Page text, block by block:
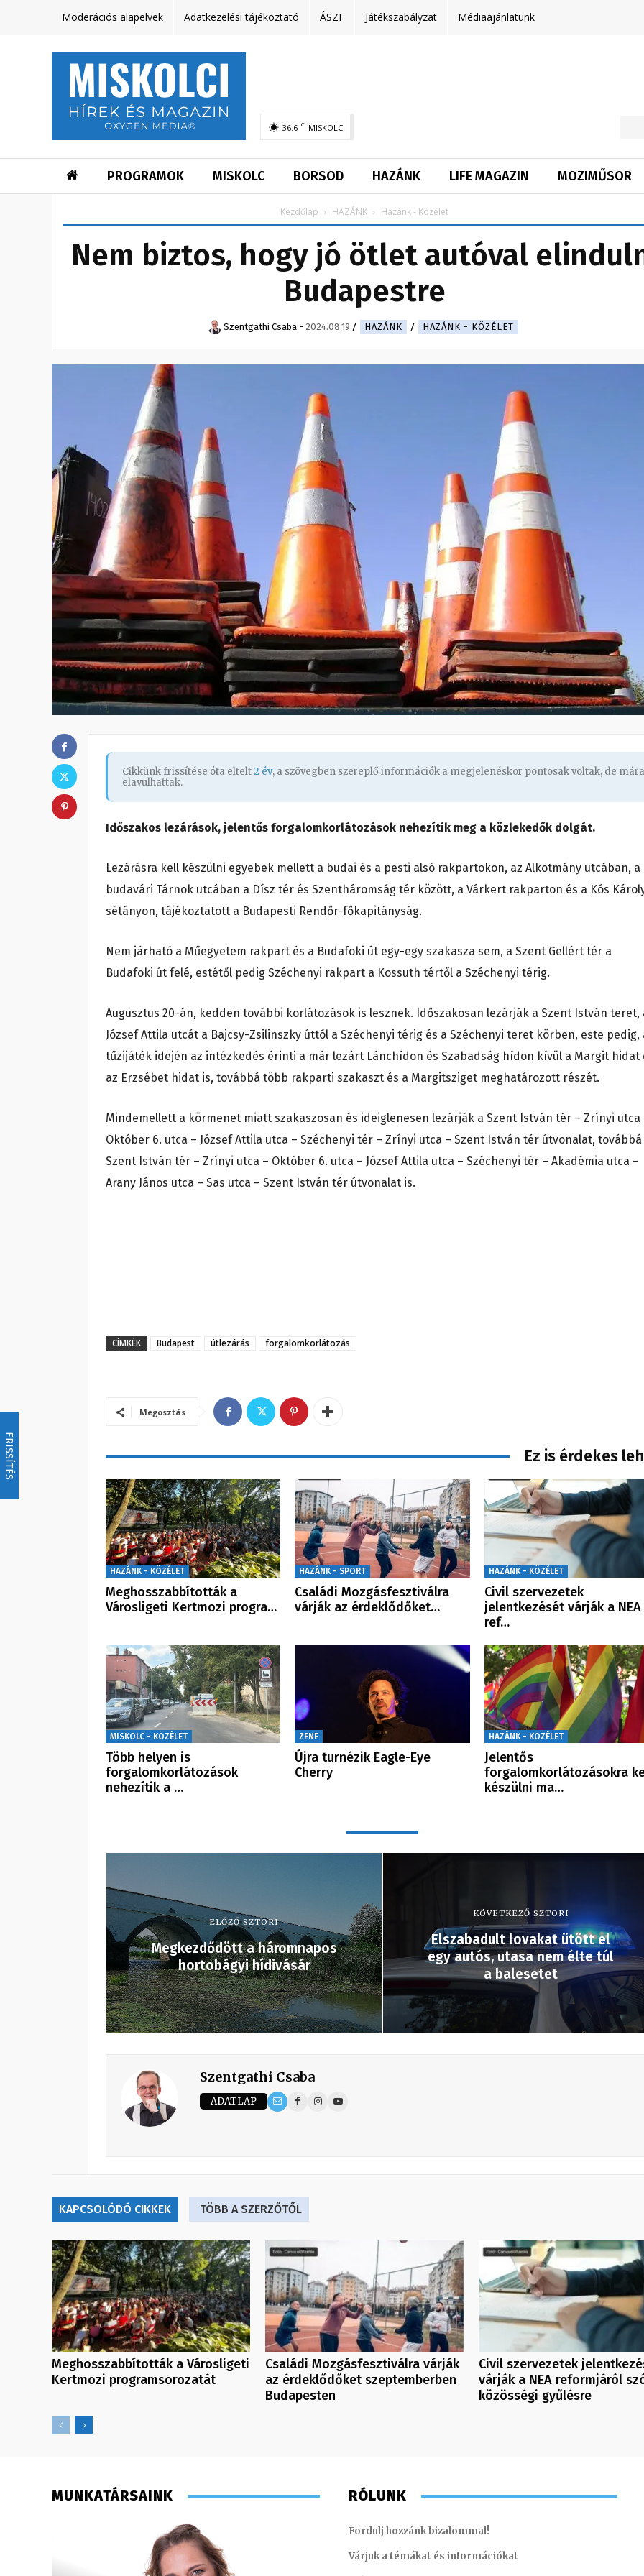
FRISSÍTÉS
Moderációs alapelvek Adatkezelési tájékoztató ÁSZF Játékszabályzat Médiaajánlatunk
36.6 C MISKOLC
PROGRAMOK MISKOLC BORSOD HAZÁNK LIFE MAGAZIN MOZIMŰSOR
Kezdőlap HAZÁNK Hazánk - Közélet
Nem biztos, hogy jó ötlet autóval
Budapestre
Szentgathi Csaba - 2024.08.19. HAZÁNK HAZÁNK - KÖZÉLET
Cikkünk frissítése óta eltelt2 év, a szövegben szereplő információk a megjelenéskor pontosak voltak, de mára
elavulhattak.
Időszakos lezárások, jelentős forgalomkorlátozások nehezítik meg a közlekedők dolgát.
Lezárásra kell készülni egyebek mellett a budai és a pesti alsó rakpartokon, az Alkotmány utcában, a
budavári Tárnok utcában a Dísz tér és Szentháromság tér között, a Várkert rakparton és a Kós
sétányon, tájékoztatott a Budapesti Rendőr-főkapitányság.
Nem járható a Műegyetem rakpart és a Budafoki út egy-egy szakasza sem, a Szent Gellért tér a
Budafoki út felé, estétől pedig Széchenyi rakpart a Kossuth tértől a Széchenyi térig.
Augusztus 20-án, kedden további korlátozások is lesznek. Időszakosan lezárják a Szent István teret,
József Attila utcát a Bajcsy-Zsilinszky úttól a Széchenyi térig és a Széchenyi teret körben, este pedig,
tűzijáték idején az intézkedés érinti a már lezárt Lánchídon és Szabadság hídon kívül a Margit hidat
az Erzsébet hidat is, továbbá több rakparti szakaszt és a Margitsziget meghatározott részét.
Mindemellett a körmenet miatt szakaszosan és ideiglenesen lezárják a Szent István tér – Zrínyi utca
Október 6. utca – József Attila utca – Széchenyi tér – Zrínyi utca – Szent István tér útvonalat, továbbá
Szent István tér – Zrínyi utca – Október 6. utca – József Attila utca – Széchenyi tér – Akadémia utca –
Arany János utca – Sas utca – Szent István tér útvonalat is.
CÍMKÉK Budapest útlezárás forgalomkorlátozás
Megosztás
Ez is érdekes
HAZÁNK - KÖZÉLET
Meghosszabbították a
Városligeti Kertmozi progra…
HAZÁNK - SPORT
Családi Mozgásfesztiválra
várják az érdeklődőket…
HAZÁNK - KÖZÉLET
Civil szervezetek
jelentkezését várják a NEA
ref…
MISKOLC - KÖZÉLET
Több helyen is
forgalomkorlátozások
nehezítik a …
ZENE
Újra turnézik Eagle-Eye
Cherry
HAZÁNK - KÖZÉLET
Jelentős
forgalomkorlátozásokra
készülni ma…
ELŐZŐ SZTORI
Megkezdődött a háromnapos
hortobágyi hídivásár
KÖVETKEZŐ SZTORI
Elszabadult lovakat ütött el
egy autós, utasa nem élte túl
a balesetet
Szentgathi Csaba
ADATLAP
KAPCSOLÓDÓ CIKKEK TÖBB A SZERZŐTŐL
Meghosszabbították a Városligeti
Kertmozi programsorozatát
Családi Mozgásfesztiválra várják
az érdeklődőket szeptemberben
Budapesten
Civil szervezetek
várják a NEA reformjáról
közösségi gyűlésre
MUNKATÁRSAINK RÓLUNK
Fordulj hozzánk bizalommal!
Várjuk a témákat és információkat